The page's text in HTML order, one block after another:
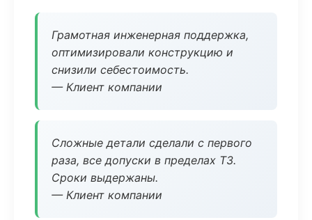
Грамотная инженерная поддержка,
оптимизировали конструкцию и
снизили себестоимость.
— Клиент компании
Сложные детали сделали с первого
раза, все допуски в пределах ТЗ.
Сроки выдержаны.
— Клиент компании